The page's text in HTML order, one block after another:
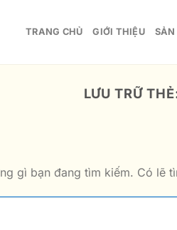
TRANG CHỦ GIỚI THIỆU
LƯU TRỮ
gì bạn đang tìm kiếm. Có lẽ